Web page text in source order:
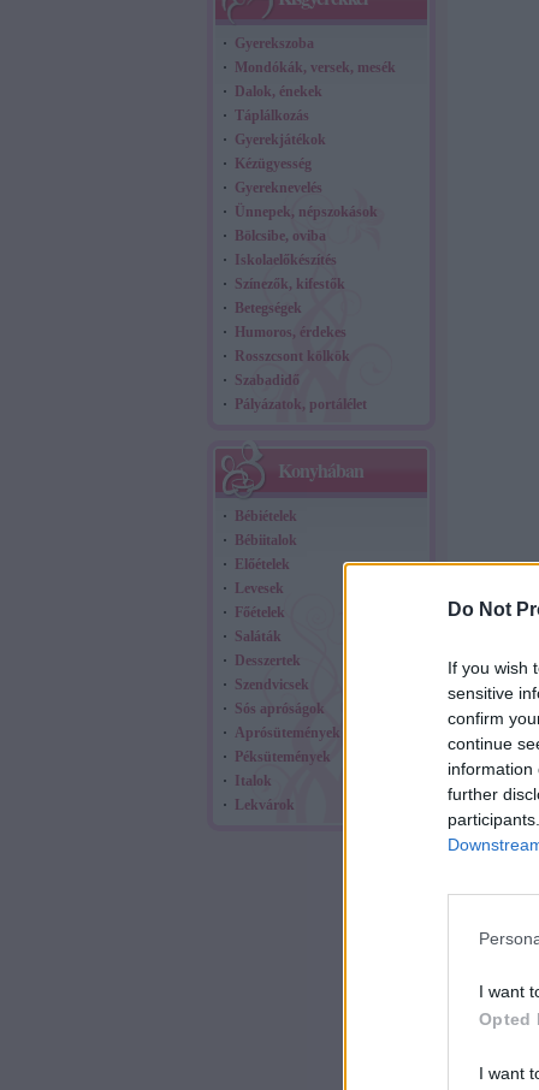
Do Not
If you wish
sensitive
confirm
continue
information
further
I want
Opted
I want
Gyerekszoba
Mondókák, versek, mesék
Dalok, énekek
Táplálkozás
Gyerekjátékok
Kézügyesség
Gyereknevelés
Ünnepek, népszokások
Bölcsibe, oviba
Iskolaelőkészítés
Színezők, kifestők
Betegségek
Humoros, érdekes
Rosszcsont kölkök
Szabadidő
Pályázatok, portálélet
Konyhában
Bébiételek
Bébiitalok
Előételek
Levesek
Főételek
Saláták
Desszertek
Szendvicsek
Sós apróságok
Aprósütemények
Péksütemények
Italok
Lekvárok